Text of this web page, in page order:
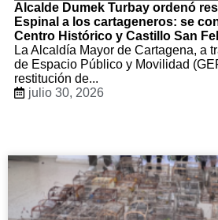
Alcalde Dumek Turbay ordenó
Espinal a los cartageneros: se
Centro Histórico y Castillo San
La Alcaldía Mayor de Cartagena, a
de Espacio Público y Movilidad
restitución de...
julio 30, 2026